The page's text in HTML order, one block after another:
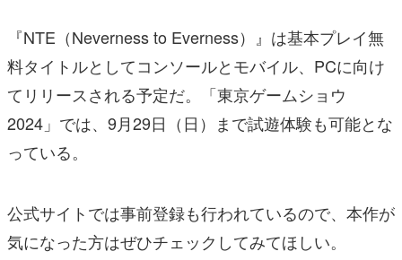
『NTE（Neverness to Everness）』は基本プレイ無
料タイトルとしてコンソールとモバイル、PCに向け
てリリースされる予定だ。「東京ゲームショウ
2024」では、9月29日（日）まで試遊体験も可能とな
っている。
公式サイトでは事前登録も行われているので、本作が
気になった方はぜひチェックしてみてほしい。